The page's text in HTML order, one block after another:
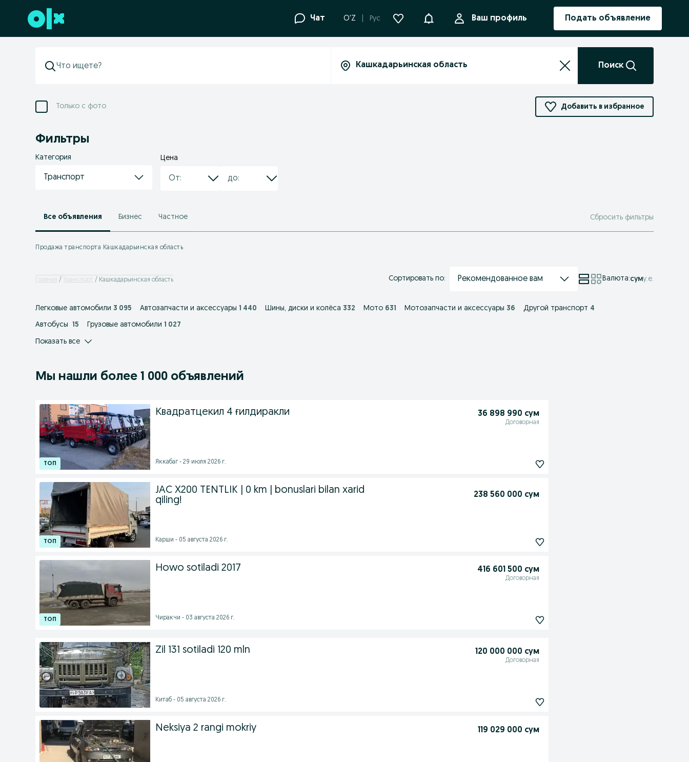
Перейти к нижнему колонтитулу Чат O'Z Рус УведомленияВаш профиль Подать объявление
Поиск
Только с фото Добавить в избранное
Фильтры
Категория
Транспорт
Цена
Все объявления Бизнес Частное Сбросить фильтры
Продажа транспорта Кашкадарьинская область
Главная Транспорт Кашкадарьинская область Сортировать по: Рекомендованное вам Валюта:суму.е.
Легковые автомобили 3 095 Автозапчасти и аксессуары 1 440 Шины, диски и колёса 332 Мото 631 Мотозапчасти и аксессуары 36 Другой транспорт 4
Автобусы 15 Грузовые автомобили 1 027
Показать все
Мы нашли более 1 000 объявлений
Квадратцекил 4 ғилдиракли 36 898 990 сум
Договорная
Яккабаг - 29 июля 2026 г.
JAC X200 TENTLIK | 0 km | bonuslari bilan xarid
qiling!
238 560 000 сум
Карши - 05 августа 2026 г.
Howo sotiladi 2017 416 601 500 сум
Договорная
Чиракчи - 03 августа 2026 г.
Zil 131 sotiladi 120 mln 120 000 000 сум
Договорная
Китаб - 05 августа 2026 г.
Neksiya 2 rangi mokriy 119 029 000 сум